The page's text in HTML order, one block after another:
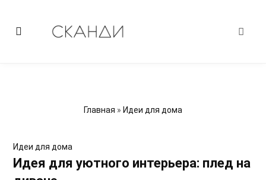
Главная » Идеи для дома
Идеи для дома
Идея для уютного интерьера: плед на